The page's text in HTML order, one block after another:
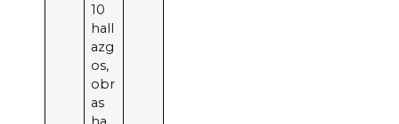
10
hall
azg
os,
obr
as